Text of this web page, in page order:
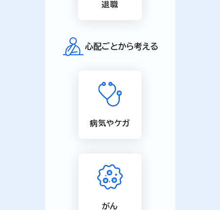
退職
心配ごとから考える
病気やケガ
がん